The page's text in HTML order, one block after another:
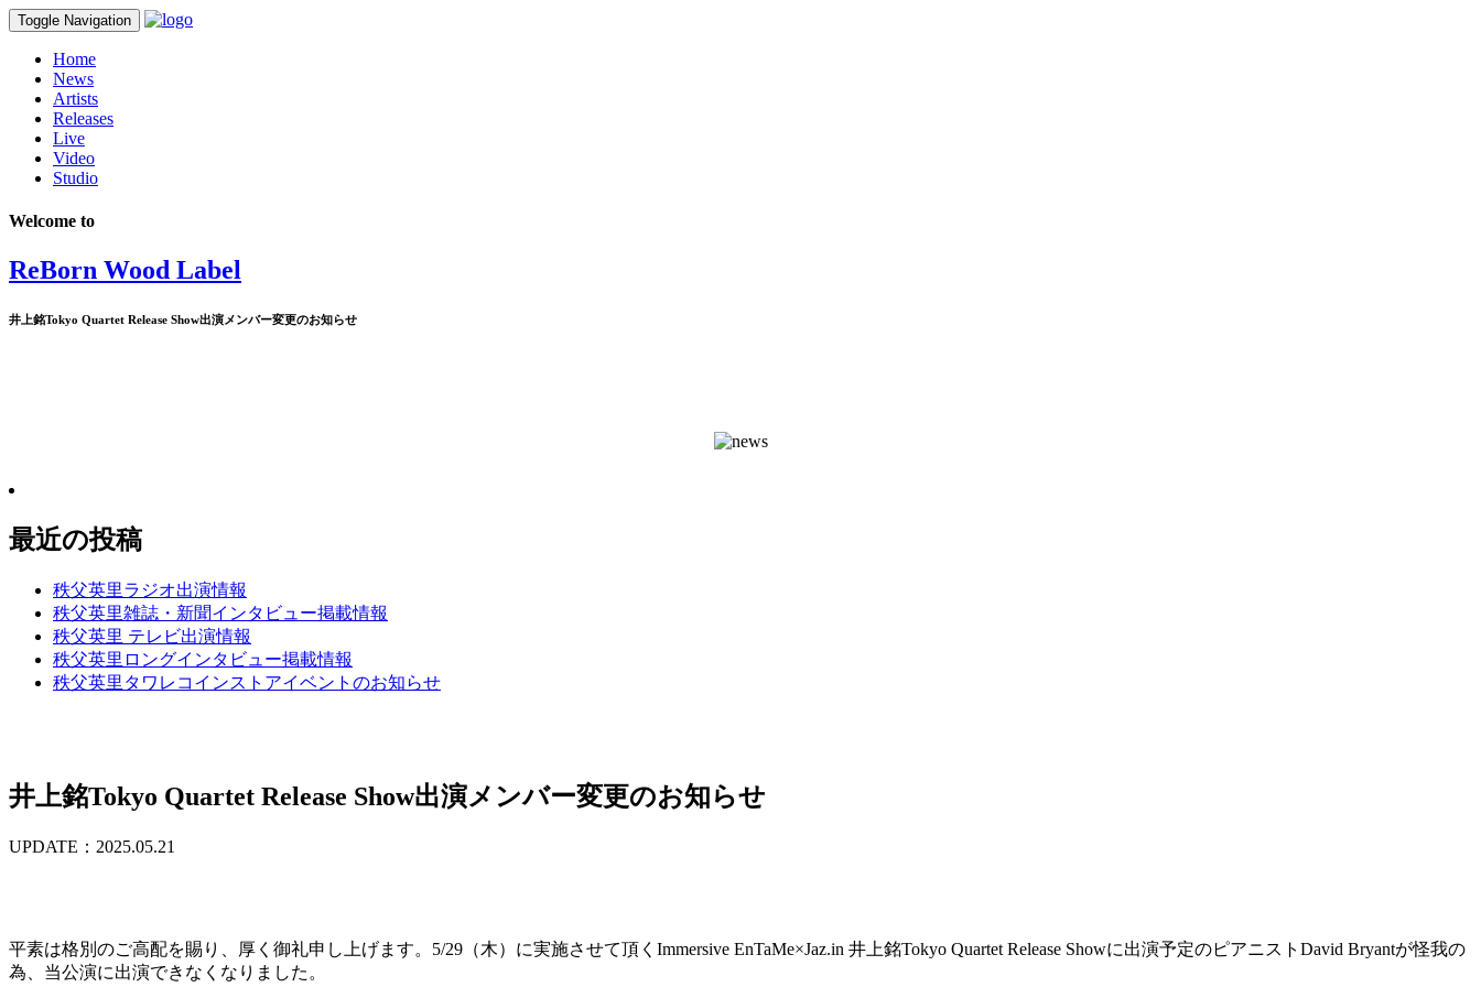
Toggle Navigation
Home
News
Artists
Releases
Live
Video
Studio
Welcome to
ReBorn Wood Label
井上銘Tokyo Quartet Release Show出演メンバー変更のお知らせ
最近の投稿
秩父英里ラジオ出演情報
秩父英里雑誌・新聞インタビュー掲載情報
秩父英里 テレビ出演情報
秩父英里ロングインタビュー掲載情報
秩父英里タワレコインストアイベントのお知らせ
井上銘Tokyo Quartet Release Show出演メンバー変更のお知らせ
UPDATE：2025.05.21
平素は格別のご高配を賜り、厚く御礼申し上げます。5/29（木）に実施させて頂くImmersive EnTaMe×Jaz.in 井上銘Tokyo Quartet Release Showに出演予定のピアニストDavid Bryantが怪我の
為、当公演に出演できなくなりました。